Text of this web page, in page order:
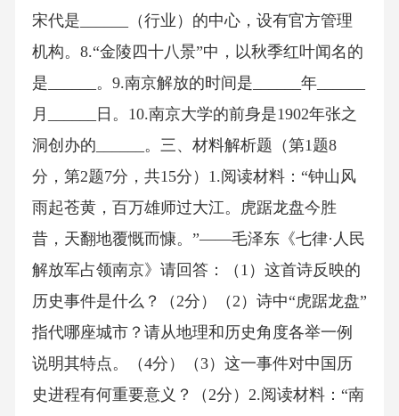
宋代是______（行业）的中心，设有官方管理
机构。8.“金陵四十八景”中，以秋季红叶闻名的
是______。9.南京解放的时间是______年______
月______日。10.南京大学的前身是1902年张之
洞创办的______。三、材料解析题（第1题8
分，第2题7分，共15分）1.阅读材料：“钟山风
雨起苍黄，百万雄师过大江。虎踞龙盘今胜
昔，天翻地覆慨而慷。”——毛泽东《七律·人民
解放军占领南京》请回答：（1）这首诗反映的
历史事件是什么？（2分）（2）诗中“虎踞龙盘”
指代哪座城市？请从地理和历史角度各举一例
说明其特点。（4分）（3）这一事件对中国历
史进程有何重要意义？（2分）2.阅读材料：“南